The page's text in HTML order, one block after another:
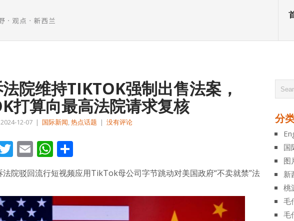
院维持TIKTOK强制出售法案，
打算向最高法院请求复核
2024-12-07 | 国际新闻,热点话题 | 没有评论
Twitter
EmailWhatsApp
享
法院驳回流行短视频应用TikTok母公司字节跳动对美国政府“不卖就禁”法
分
国
图
新
桃
毛
毛